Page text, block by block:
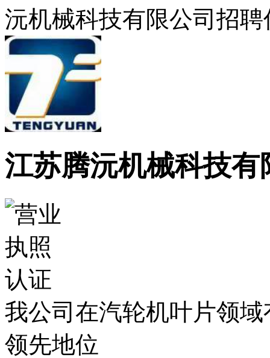
沅机械科技有限公司招聘
江苏腾沅机械科技有
我公司在汽轮机叶片领
领先地位